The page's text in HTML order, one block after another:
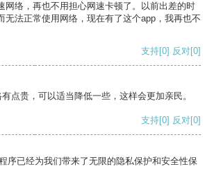
网络，再也不用担心网速卡顿了。以前出差的时
无法正常使用网络，现在有了这个app，我再也不
支持[0] 反对[0]
点贵，可以适当降低一些，这样会更加亲民。
支持[0] 反对[0]
序已经为我们带来了无限的隐私保护和安全性保